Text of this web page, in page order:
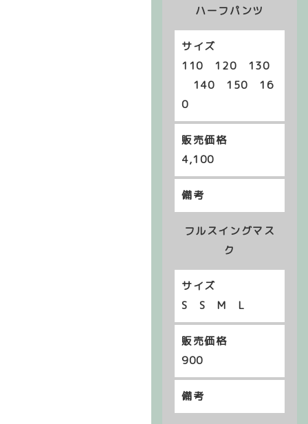
ハーフパンツ
110 120 130
140 150 16
0
4,100
フルスイングマス
ク
S S M L
900